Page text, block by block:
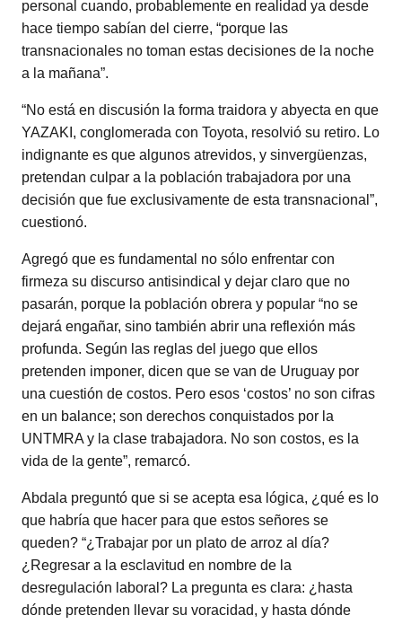
personal cuando, probablemente en realidad ya desde
hace tiempo sabían del cierre, “porque las
transnacionales no toman estas decisiones de la noche
a la mañana”.
“No está en discusión la forma traidora y abyecta en que
YAZAKI, conglomerada con Toyota, resolvió su retiro. Lo
indignante es que algunos atrevidos, y sinvergüenzas,
pretendan culpar a la población trabajadora por una
decisión que fue exclusivamente de esta transnacional”,
cuestionó.
Agregó que es fundamental no sólo enfrentar con
firmeza su discurso antisindical y dejar claro que no
pasarán, porque la población obrera y popular “no se
dejará engañar, sino también abrir una reflexión más
profunda. Según las reglas del juego que ellos
pretenden imponer, dicen que se van de Uruguay por
una cuestión de costos. Pero esos ‘costos’ no son cifras
en un balance; son derechos conquistados por la
UNTMRA y la clase trabajadora. No son costos, es la
vida de la gente”, remarcó.
Abdala preguntó que si se acepta esa lógica, ¿qué es lo
que habría que hacer para que estos señores se
queden? “¿Trabajar por un plato de arroz al día?
¿Regresar a la esclavitud en nombre de la
desregulación laboral? La pregunta es clara: ¿hasta
dónde pretenden llevar su voracidad, y hasta dónde